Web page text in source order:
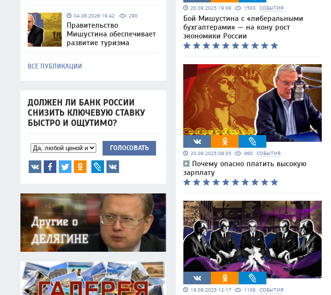
04.08.2026 19:42 290
Правительство
Мишустина обеспечивает
развитие туризма
ВСЕ ПУБЛИКАЦИИ
ДОЛЖЕН ЛИ БАНК РОССИИ
СНИЗИТЬ КЛЮЧЕВУЮ СТАВКУ
БЫСТРО И ОЩУТИМО?
ГОЛОСОВАТЬ
20.09.2025 19:09 1503 СОБЫТИЯ
Бой Мишустина с «либеральными
бухгалтерами» — на кону рост
экономики России
20.09.2025 09:05 960 СОБЫТИЯ
Почему опасно платить высокую
зарплату
19.09.2025 12:17 1108 СОБЫТИЯ